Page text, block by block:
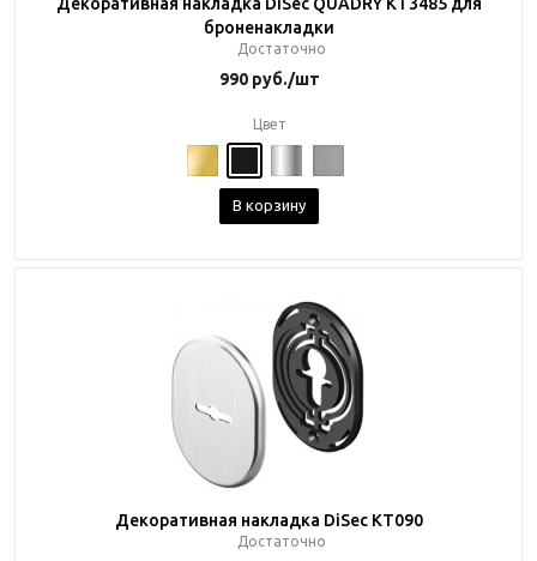
броненакладки
Достаточно
990руб./шт
Цвет
В корзину
Декоративная накладка DiSec KT090
Достаточно